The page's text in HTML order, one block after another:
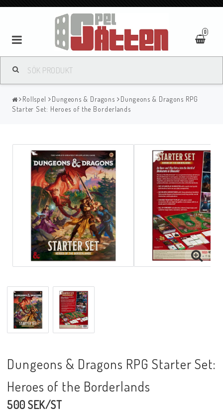
0
Rollspel Dungeons & Dragons
Dungeons & Dragons RPG
Starter Set: Heroes of the Borderlands
Dungeons & Dragons RPG Starter Set:
Heroes of the Borderlands
500 SEK/ST